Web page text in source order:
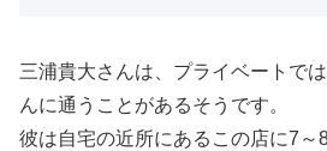
三浦貴大さんは、プライベートで
んに通うことがあるそうです。
彼は自宅の近所にあるこの店に7～